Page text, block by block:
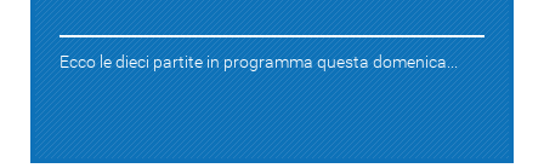
Ecco le dieci partite in programma questa domenica...